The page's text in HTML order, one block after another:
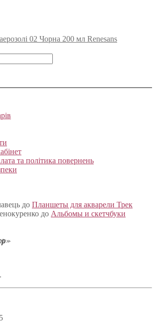
02 Чорна 200 мл Renesans
та політика повернень
до Планшеты для акварели Трек
до Альбомы и скетчбуки